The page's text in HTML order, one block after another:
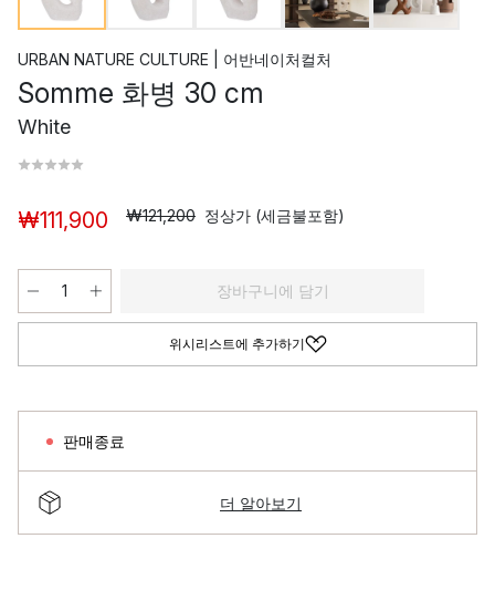
URBAN NATURE CULTURE | 어반네이처컬처
Somme 화병 30 cm
White
₩111,900 ₩121,200 정상가 (세금불포함)
장바구니에 담기
위시리스트에 추가하기
판매종료
더 알아보기